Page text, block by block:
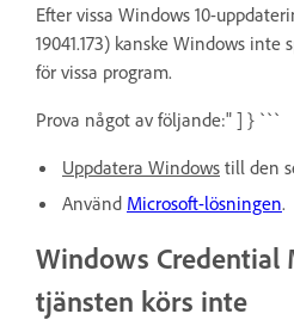
Efter vissa Windows 10-
19041.173) kanske Windows
för vissa program.
Prova något av följande:" ] } ```
Uppdatera Windows till den
Använd Microsoft-lösningen.
Windows Credential
tjänsten körs inte